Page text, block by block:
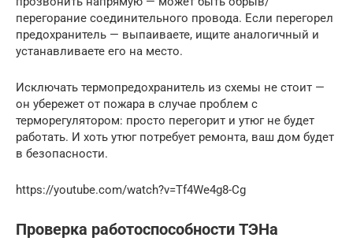
перегорание соединительного провода. Если перегорел
предохранитель — выпаиваете, ищите аналогичный и
устанавливаете его на место.
Исключать термопредохранитель из схемы не стоит —
он убережет от пожара в случае проблем с
терморегулятором: просто перегорит и утюг не будет
работать. И хоть утюг потребует ремонта, ваш дом будет
в безопасности.
https://youtube.com/watch?v=Tf4We4g8-Cg
Проверка работоспособности ТЭНа